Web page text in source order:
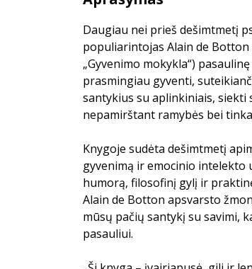
Daugiau nei prieš dešimtmetį
populiarintojas Alain de Botton
„Gyvenimo mokykla“)
prasmingiau gyventi,
santykius su aplinkiniais, siekti
nepamirštant ramybės bei
Knygoje sudėta dešimtmetį
gyvenimą ir emocinio intelekto
humorą, filosofinį gylį ir
Alain de Botton apsvarsto
mūsų pačių santykį su savimi,
pasauliui.